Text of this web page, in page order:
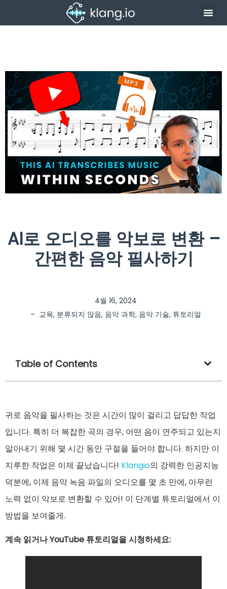
AI로 오디오를 악보로 변환 –
간편한 음악 필사하기
4월 16, 2024
– 교육, 분류되지 않음, 음악 과학, 음악 기술, 튜토리얼
Table of Contents
귀로 음악을 필사하는 것은 시간이 많이 걸리고 답답한 작업
입니다. 특히 더 복잡한 곡의 경우, 어떤 음이 연주되고 있는지
알아내기 위해 몇 시간 동안 구절을 들어야 합니다. 하지만 이
지루한 작업은 이제 끝났습니다! Klangio의 강력한 인공지능
덕분에, 이제 음악 녹음 파일의 오디오를 몇 초 만에, 아무런
노력 없이 악보로 변환할 수 있어! 이 단계별 튜토리얼에서 이
방법을 보여줄게.
계속 읽거나 YouTube 튜토리얼을 시청하세요: